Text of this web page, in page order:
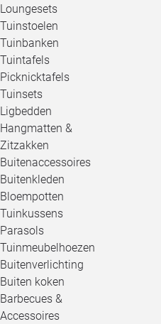
Loungesets
Tuinstoelen
Tuinbanken
Tuintafels
Picknicktafels
Tuinsets
Ligbedden
Hangmatten &
Zitzakken
Buitenaccessoires
Buitenkleden
Bloempotten
Tuinkussens
Parasols
Tuinmeubelhoezen
Buitenverlichting
Buiten koken
Barbecues &
Accessoires